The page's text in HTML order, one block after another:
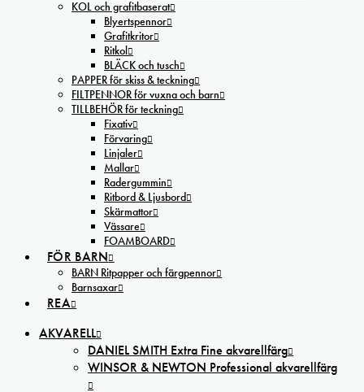
KOL och grafitbaserat
Blyertspennor
Grafitkritor
Ritkol
BLÄCK och tusch
PAPPER för skiss & teckning
FILTPENNOR för vuxna och barn
TILLBEHÖR för teckning
Fixativ
Förvaring
Linjaler
Mallar
Radergummin
Ritbord & Ljusbord
Skärmattor
Vässare
FOAMBOARD
FÖR BARN
BARN Ritpapper och färgpennor
Barnsaxar
REA
AKVARELL
DANIEL SMITH Extra Fine akvarellfärg
WINSOR & NEWTON Professional akvarellfärg